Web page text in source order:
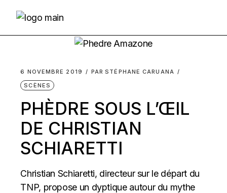
6 NOVEMBRE 2019 PAR STÉPHANE CARUANA
SCÈNES
PHÈDRE SOUS L’ŒIL
DE CHRISTIAN
SCHIARETTI
Christian Schiaretti, directeur sur le départ du
TNP, propose un dyptique autour du mythe